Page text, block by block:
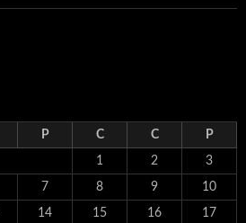
P C C P
1 2 3
7 8 9 10
14 15 16 17